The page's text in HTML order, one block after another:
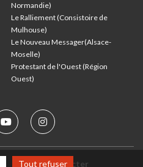
Normandie)
Le Ralliement (Consistoire de
Mulhouse)
Le Nouveau Messager(Alsace-
Moselle)
Protestant de l'Ouest (Région
Ouest)
Nous contacter
Tout refuser